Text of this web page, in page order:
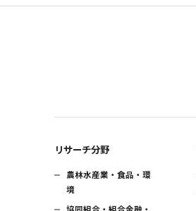
リサーチ分野
農林水産業・食品・環
境